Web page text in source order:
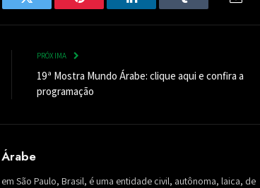
Twitter Pinterest LinkedIn Tumblr Email
PRÓXIMA
19ª Mostra Mundo Árabe: clique aqui e confira a
programação
São Paulo, Brasil, é uma entidade civil, autônoma, laica, de